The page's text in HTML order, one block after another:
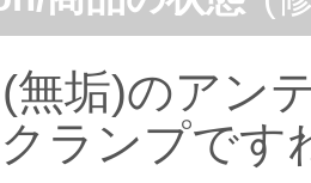
無垢)のアン
ランプです